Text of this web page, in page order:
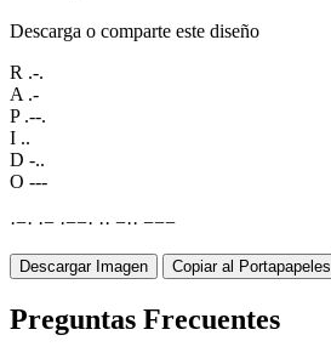
Descarga o comparte este diseño
R .-.
A .-
P .--.
I ..
D -..
O ---
·−· ·− ·−−· ·· −·· −−−
Descargar Imagen Copiar al Portapapeles
Preguntas Frecuentes